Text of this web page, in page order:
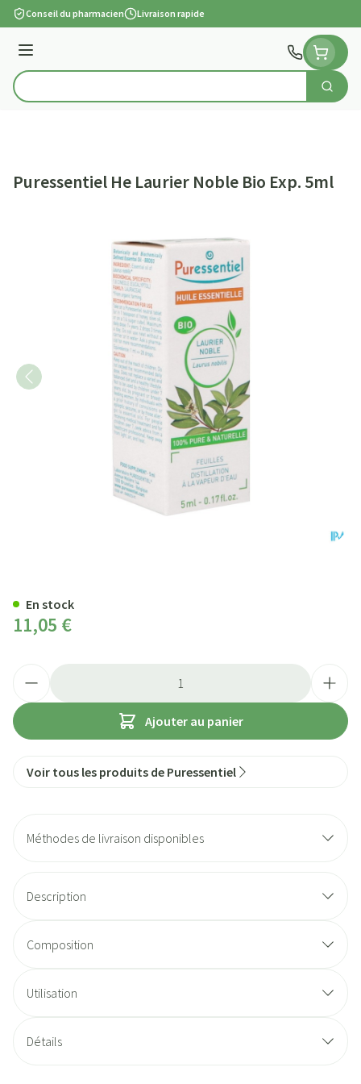
Aller au contenu
Conseil du pharmacien Livraison rapide
Menu
Rechercher
Puressentiel He Laurier Noble Bio Exp. 5ml
11,05 €
Ajouter au panier
En stock
Voir tous les produits de Puressentiel
Méthodes de livraison disponibles
Description
Composition
Utilisation
Détails